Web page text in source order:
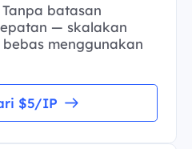
batasan
— skalakan
menggunakan
$5/IP